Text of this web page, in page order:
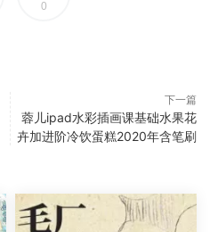
0
下一篇
蓉儿ipad水彩插画课基础水果花
卉加进阶冷饮蛋糕2020年含笔刷